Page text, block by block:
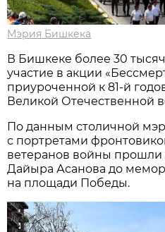
Мэрия Бишкека
В Бишкеке более 30
участие в акции
приуроченной к 81-й
Великой Отечественной
По данным столичной
с портретами
ветеранов войны прошли
Дайыра Асанова до
на площади Победы.